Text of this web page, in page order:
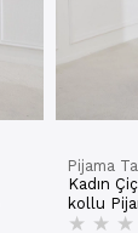
Pijama
Kadın
kollu Pijama Takım | Siyah
30102-
★ ★ ★